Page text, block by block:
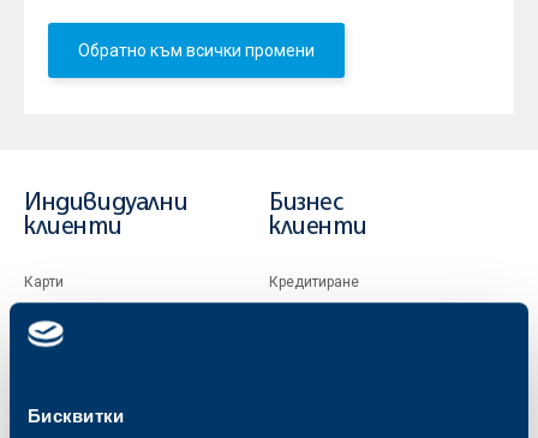
Бисквитки
Обратно към всички промени
Индивидуални
клиенти
Карти
Кредити
Застраховки
Бизнес
клиенти
Кредитиране